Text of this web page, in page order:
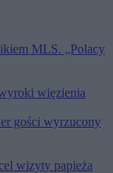
MLS. „Polacy
więzienia
gości wyrzucony
wizyty papieża